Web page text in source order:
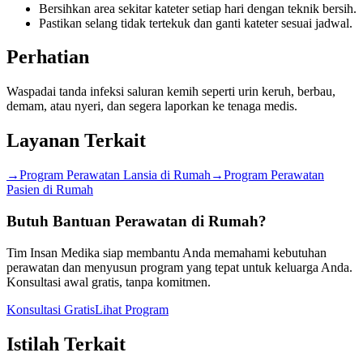
Bersihkan area sekitar kateter setiap hari dengan teknik bersih.
Pastikan selang tidak tertekuk dan ganti kateter sesuai jadwal.
Perhatian
Waspadai tanda infeksi saluran kemih seperti urin keruh, berbau,
demam, atau nyeri, dan segera laporkan ke tenaga medis.
Layanan Terkait
→Program Perawatan Lansia di Rumah →Program Perawatan
Pasien di Rumah
Butuh Bantuan Perawatan di Rumah?
Tim Insan Medika siap membantu Anda memahami kebutuhan
perawatan dan menyusun program yang tepat untuk keluarga Anda.
Konsultasi awal gratis, tanpa komitmen.
Konsultasi GratisLihat Program
Istilah Terkait